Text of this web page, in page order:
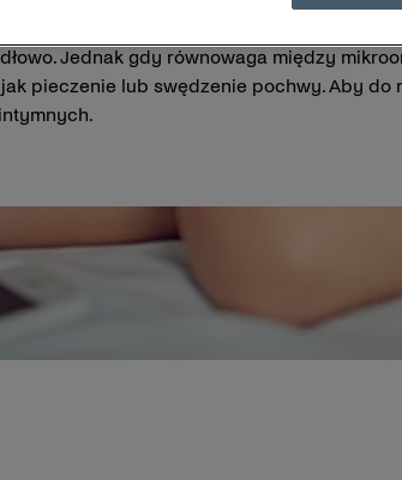
bakterii – te pożyteczne i te
Jednak gdy równowaga między
pieczenie lub swędzenie pochwy. Aby